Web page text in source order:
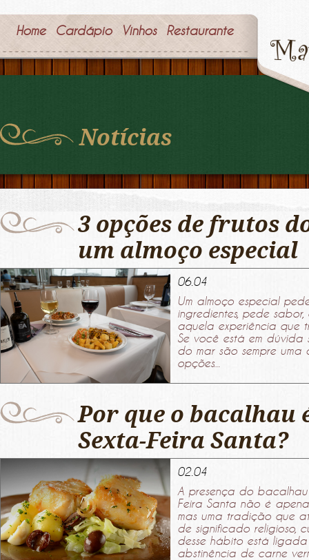
Home Cardápio Vinhos Restaurante
Notícias
3 opções de frutos
um almoço especial
06.04
Um almoço especial
ingredientes, pede
aquela experiência que
Se você está em dúvida
do mar são sempre uma
opções...
Por que o bacalhau
Sexta-Feira Santa?
02.04
A presença do
Feira Santa não é
mas uma tradição que
de significado religioso,
desse hábito está
abstinência de carne